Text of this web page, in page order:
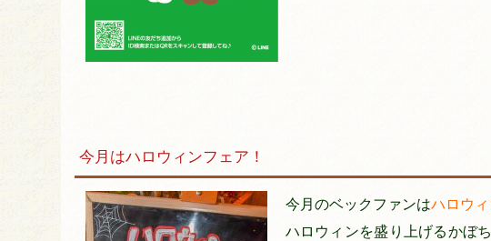
今月はハロウィンフェア！
今月のベックファンはハロウィ
ハロウィンを盛り上げるかぼ